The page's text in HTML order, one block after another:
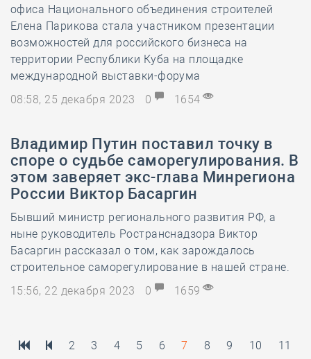
офиса Национального объединения строителей
Елена Парикова стала участником презентации
возможностей для российского бизнеса на
территории Республики Куба на площадке
международной выставки-форума
08:58, 25 декабря 2023
0 1654
Владимир Путин поставил точку в
споре о судьбе саморегулирования. В
этом заверяет экс-глава Минрегиона
России Виктор Басаргин
Бывший министр регионального развития РФ, а
ныне руководитель Ространснадзора Виктор
Басаргин рассказал о том, как зарождалось
строительное саморегулирование в нашей стране.
15:56, 22 декабря 2023
0 1659
2 3 4 5 6 7 8 9 10 11